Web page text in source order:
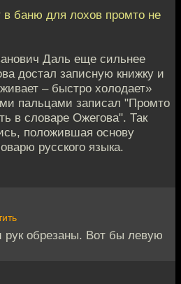
баню для лохов промто не
Даль еще сильнее
достал записную книжку и
– быстро холодает»
пальцами записал "Промто
в словаре Ожегова". Так
положившая основу
русского языка.
рук обрезаны. Вот бы левую